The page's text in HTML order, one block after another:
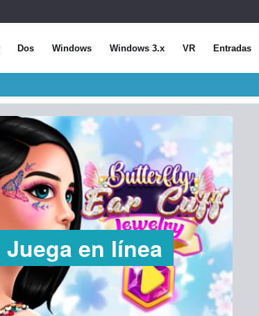
Dos Windows Windows 3.x VR Entradas
Juega en línea